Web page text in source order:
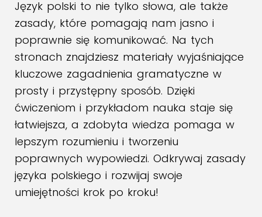
Język polski to nie tylko słowa, ale także
zasady, które pomagają nam jasno i
poprawnie się komunikować. Na tych
stronach znajdziesz materiały wyjaśniające
kluczowe zagadnienia gramatyczne w
prosty i przystępny sposób. Dzięki
ćwiczeniom i przykładom nauka staje się
łatwiejsza, a zdobyta wiedza pomaga w
lepszym rozumieniu i tworzeniu
poprawnych wypowiedzi. Odkrywaj zasady
języka polskiego i rozwijaj swoje
umiejętności krok po kroku!